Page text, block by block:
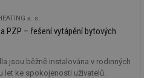
a. s.
PZP – řešení vytápění bytových
jsou běžně instalována v rodinných
let ke spokojenosti uživatelů.